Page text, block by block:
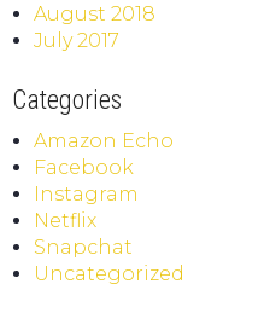
August 2018
July 2017
Categories
Amazon Echo
Facebook
Instagram
Netflix
Snapchat
Uncategorized